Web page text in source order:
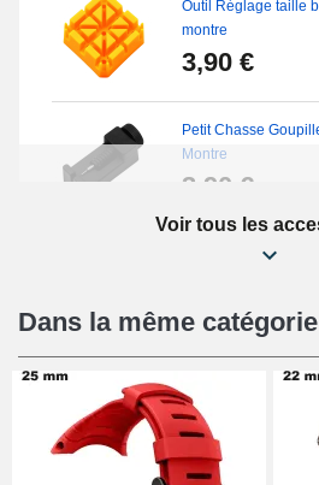
Outil Réglage taille
montre
3,90 €
Petit Chasse
Montre
3,90 €
Chasses Goupille
19,08 €
Chasse-Goupille
4,90 €
Voir tous les
Dans la même catégorie